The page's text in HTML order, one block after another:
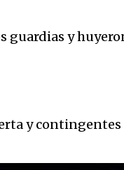
guardias y
y contingentes